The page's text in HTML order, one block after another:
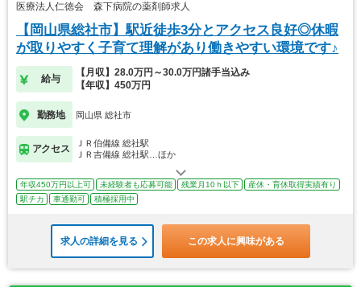
医療法人仁徳会 森下病院の薬剤師求人
【岡山県総社市】駅近徒歩3分とアクセス良好◎休暇
が取りやすく子育て理解があり働きやすい環境です♪
給与
【月収】28.0万円～30.0万円諸手当込み
【年収】450万円
勤務地 岡山県 総社市
アクセス
ＪＲ伯備線 総社駅
ＪＲ吉備線 総社駅…ほか
年収450万円以上可 未経験者も応募可能 残業月10ｈ以下
産休・育休取得実績有り
駅チカ
車通勤可 積極採用中
求人の詳細を見る この求人に興味がある